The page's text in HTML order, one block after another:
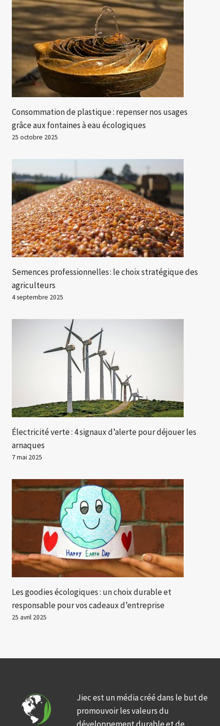
Consommation de plastique : repenser nos usages
grâce aux fontaines à eau écologiques
25 octobre 2025
Semences professionnelles : le choix stratégique des
agriculteurs
4 septembre 2025
Électricité verte : 4 signaux d’alerte pour déjouer les
arnaques
7 mai 2025
Les goodies écologiques : un choix durable et
responsable pour vos cadeaux d’entreprise
25 avril 2025
Jiec est un média créé dans le but de
promouvoir les valeurs du